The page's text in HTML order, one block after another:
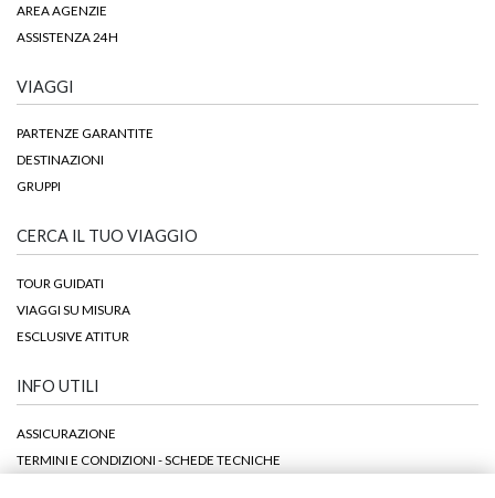
AREA AGENZIE
ASSISTENZA 24H
VIAGGI
PARTENZE GARANTITE
DESTINAZIONI
GRUPPI
CERCA IL TUO VIAGGIO
TOUR GUIDATI
VIAGGI SU MISURA
ESCLUSIVE ATITUR
INFO UTILI
ASSICURAZIONE
TERMINI E CONDIZIONI - SCHEDE TECNICHE